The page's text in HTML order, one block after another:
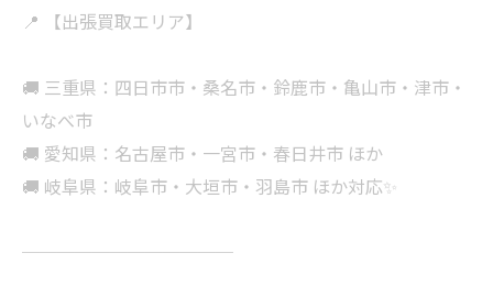
📍 【出張買取エリア】
🚚 三重県：四日市市・桑名市・鈴鹿市・亀山市・津市・
いなべ市
🚚 愛知県：名古屋市・一宮市・春日井市 ほか
🚚 岐阜県：岐阜市・大垣市・羽島市 ほか対応✨
────────────